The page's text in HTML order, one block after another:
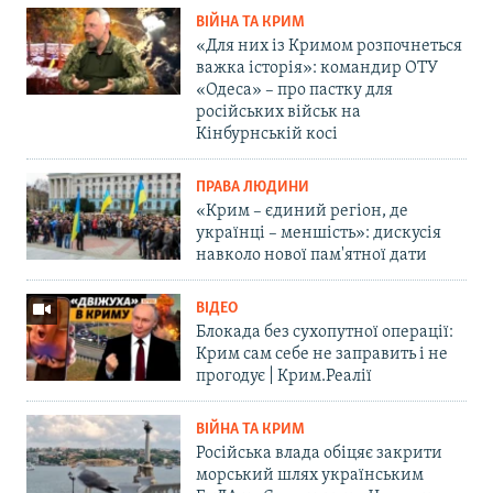
ВІЙНА ТА КРИМ
«Для них із Кримом розпочнеться
важка історія»: командир ОТУ
«Одеса» – про пастку для
російських військ на
Кінбурнській косі
ПРАВА ЛЮДИНИ
«Крим – єдиний регіон, де
українці – меншість»: дискусія
навколо нової пам'ятної дати
ВІДЕО
Блокада без сухопутної операції:
Крим сам себе не заправить і не
прогодує | Крим.Реалії
ВІЙНА ТА КРИМ
Російська влада обіцяє закрити
морський шлях українським